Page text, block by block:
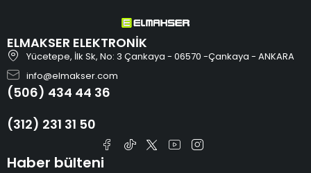
ELMAKSER ELEKTRONİK
Yücetepe, İlk Sk, No: 3 Çankaya - 06570 -Çankaya - ANKARA
info@elmakser.com
(506) 434 44 36
(312) 231 31 50
Haber bülteni